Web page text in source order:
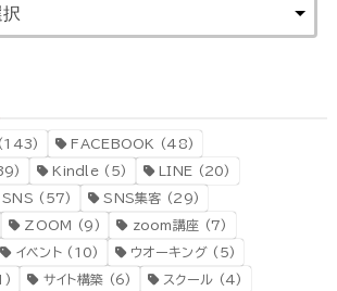
FACEBOOK (48)
Kindle (5) LINE (20)
SNS (57) SNS集客 (29)
ZOOM (9) zoom講座 (7)
イベント (10) ウオーキング (5)
サイト構築 (6) スクール (4)